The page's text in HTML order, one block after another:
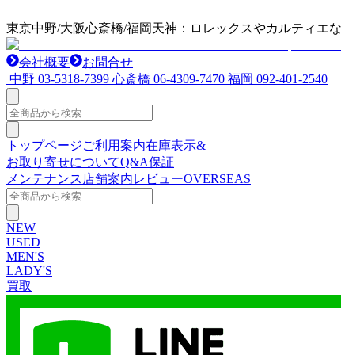
東京中野/大阪心斎橋/福岡天神：ロレックスやカルティエ
会社概要
お問合せ
中野 03-5318-7399 心斎橋 06-4309-7470 福岡 092-401-2540
トップページご利用案内在庫表示&
お取り寄せについてQ&A保証
メンテナンス 店舗案内レビューOVERSEAS
NEW
USED
MEN'S
LADY'S
買取